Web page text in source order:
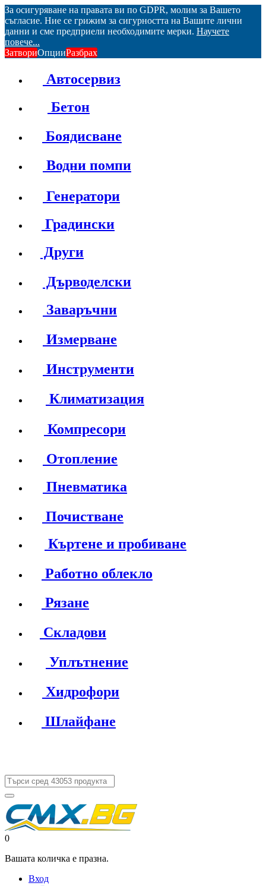
За осигуряване на правата ви по GDPR, молим за Вашето
съгласие. Ние се грижим за сигурността на Вашите лични
данни и сме предприели необходимите мерки. Научете
повече...
ЗатвориОпцииРазбрах
Автосервиз
Бетон
Боядисване
Водни помпи
Генератори
Градински
Други
Дърводелски
Заваръчни
Измерване
Инструменти
Климатизация
Компресори
Отопление
Пневматика
Почистване
Къртене и пробиване
Работно облекло
Рязане
Складови
Уплътнение
Хидрофори
Шлайфане
0
Вашата количка е празна.
Вход